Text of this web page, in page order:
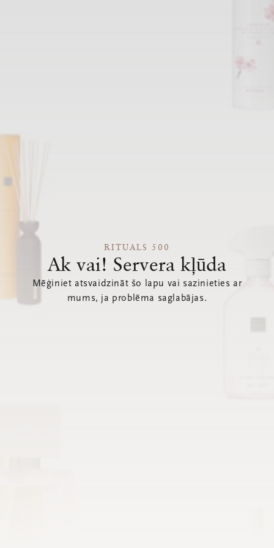
RITUALS 500
Ak vai! Servera kļūda
Mēģiniet atsvaidzināt šo lapu vai sazinieties ar
mums, ja problēma saglabājas.